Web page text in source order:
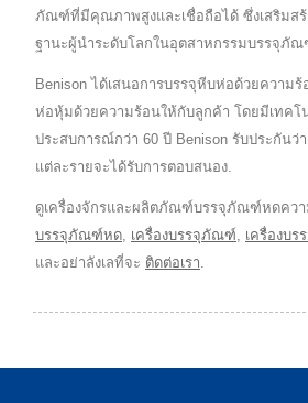
ภัณฑ์ที่มีคุณภาพสูงและเชื่อถือได้ ซึ่งเสริมสร้
ฐานะผู้นำระดับโลกในอุตสาหกรรมบรรจุภัณ
Benison ได้เสนอการบรรจุหีบห่อด้วยความ
ห่อหุ้มด้วยความร้อนให้กับลูกค้า โดยมีเทค
ประสบการณ์กว่า 60 ปี Benison รับประกันว่
แต่ละรายจะได้รับการตอบสนอง.
ดูเครื่องจักรและผลิตภัณฑ์บรรจุภัณฑ์หดคว
บรรจุภัณฑ์หด เครื่องบรรจุภัณฑ์ เครื่องบ
และอย่าลังเลที่จะ ติดต่อเรา